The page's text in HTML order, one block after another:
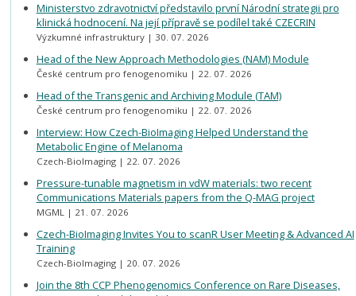
Ministerstvo zdravotnictví představilo první Národní strategii pro
klinická hodnocení. Na její přípravě se podílel také CZECRIN
Výzkumné infrastruktury 30. 07. 2026
Head of the New Approach Methodologies (NAM) Module
České centrum pro fenogenomiku 22. 07. 2026
Head of the Transgenic and Archiving Module (TAM)
České centrum pro fenogenomiku 22. 07. 2026
Interview: How Czech-BioImaging Helped Understand the
Metabolic Engine of Melanoma
Czech-BioImaging 22. 07. 2026
Pressure-tunable magnetism in vdW materials: two recent
Communications Materials papers from the Q-MAG project
MGML 21. 07. 2026
Czech-BioImaging Invites You to scanR User Meeting & Advanced AI
Training
Czech-BioImaging 20. 07. 2026
Join the 8th CCP Phenogenomics Conference on Rare Diseases,